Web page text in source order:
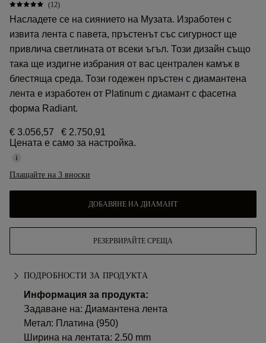
(12)
Насладете се на сиянието на Музата. Изработен с
извита лента с павета, пръстенът със сигурност ще
привлича светлината от всеки ъгъл. Този дизайн също
така ще издигне избрания от вас централен камък в
блестяща среда. Този годежен пръстен с диамантена
лента е изработен от Platinum с диамант с фасетна
форма Radiant.
€ 3.056,57
€ 2.750,91
Цената е само за настройка.
Плащайте на 3 вноски
ДОБАВЯНЕ НА ДИАМАНТ
РЕЗЕРВИРАЙТЕ СРЕЩА
ПОДРОБНОСТИ ЗА ПРОДУКТА
Информация за продукта:
Задаване на: Диамантена лента
Метал: Платина (950)
Ширина на лентата: 2.50 mm